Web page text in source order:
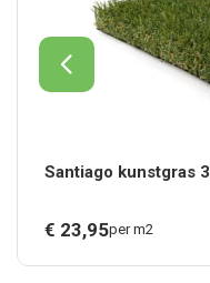
Santiago kunstgras
€ 23,95per m2